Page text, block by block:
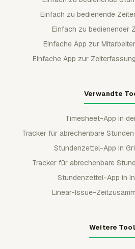
Einfach zu bedienende
Einfach zu bedienender
Einfache App zur
Einfache App zur
Verwandte
Timesheet-App in
Tracker für abrechenbare
Stundenzettel-App in
Tracker für abrechenbare
Stundenzettel-App in
Linear-Issue-
Weitere